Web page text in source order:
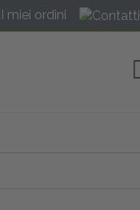
I miei ordini